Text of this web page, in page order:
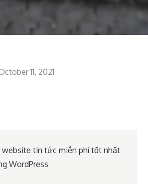
11, 2021
website tin tức miễn phí tốt nhất
WordPress